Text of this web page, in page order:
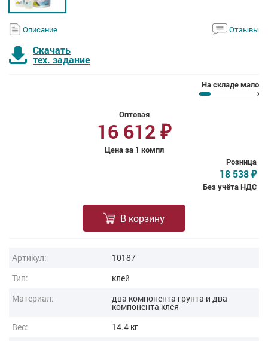
Описание Отзывы
Скачать
тех. задание
На складе мало
Оптовая
16 612 ₽
Цена за 1 компл
Розница
18 538 ₽
Без учёта НДС
В корзину
Артикул:
10187
Тип:
клей
Материал:
два компонента грунта и два
компонента клея
Вес:
14.4 кг